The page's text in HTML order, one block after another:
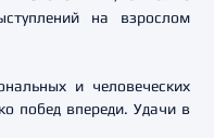
на взрослом
и человеческих
побед впереди. Удачи в